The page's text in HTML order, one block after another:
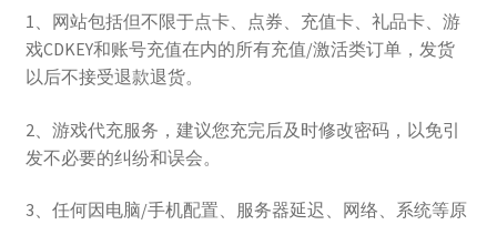
1、网站包括但不限于点卡、点券、充值卡、礼品卡、游
戏CDKEY和账号充值在内的所有充值/激活类订单，发货
以后不接受退款退货。
2、游戏代充服务，建议您充完后及时修改密码，以免引
发不必要的纠纷和误会。
3、任何因电脑/手机配置、服务器延迟、网络、系统等原